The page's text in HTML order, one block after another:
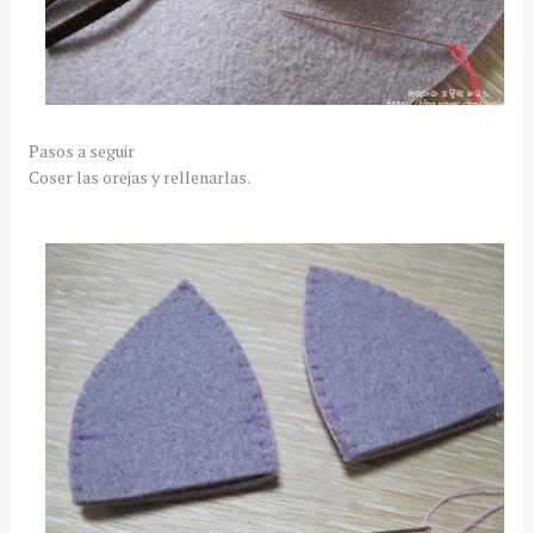
Pasos a seguir
Coser las orejas y rellenarlas.